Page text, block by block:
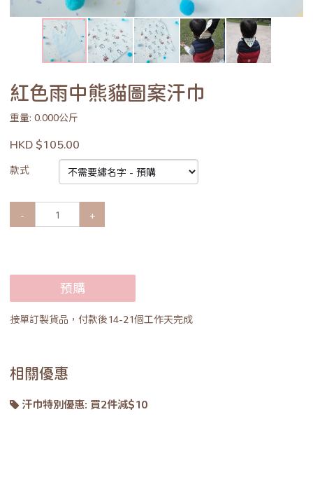
紅色雨中熊貓圖案汗巾
重量: 0.000公斤
HKD $105.00
款式
- +
預購
接單訂製貨品，付款後14-21個工作天完成
相關優惠
汗巾特別優惠: 買2件減$10